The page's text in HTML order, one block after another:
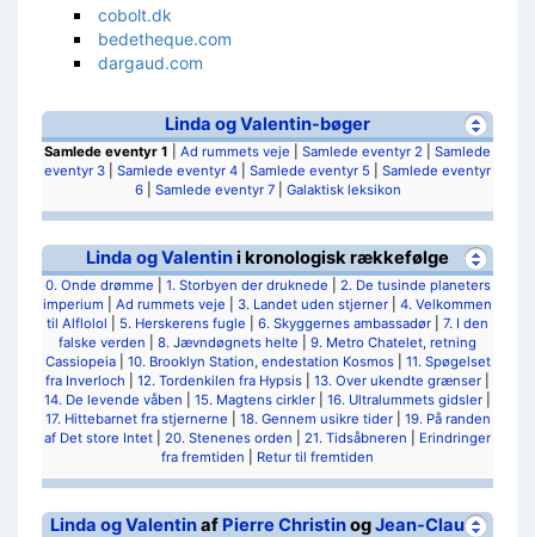
cobolt.dk
bedetheque.com
dargaud.com
Linda og Valentin-bøger
Samlede eventyr 1 Ad rummets veje Samlede eventyr 2
Samlede
eventyr 3
Samlede eventyr 4 Samlede eventyr 5
Samlede eventyr
6| Samlede eventyr 7| Galaktisk leksikon
Linda og Valentini kronologisk rækkefølge
0. Onde drømme 1. Storbyen der druknede
2. De tusinde planeters
imperium
Ad rummets veje 3. Landet uden stjerner
4. Velkommen
til Alflolol
5. Herskerens fugle 6. Skyggernes ambassadør
7. I den
falske verden
8. Jævndøgnets helte
9. Metro Chatelet, retning
Cassiopeia| 10. Brooklyn Station, endestation Kosmos| 11. Spøgelset
fra Inverloch
12. Tordenkilen fra Hypsis 13. Over ukendte grænser
14. De levende våben
15. Magtens cirkler 16. Ultralummets gidsler
17. Hittebarnet fra stjernerne
18. Gennem usikre tider| 19. På randen
af Det store Intet
20. Stenenes orden 21. Tidsåbneren
Erindringer
fra fremtiden
Retur til fremtiden
Linda og Valentinaf Pierre ChristinogJean-Claude